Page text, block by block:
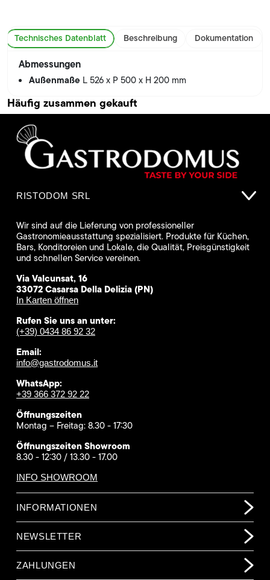
Technisches Datenblatt Beschreibung Dokumentation
Abmessungen
Außenmaße L 526 x P 500 x H 200 mm
Häufig zusammen gekauft
RISTODOM SRL
Wir sind auf die Lieferung von professioneller
Gastronomieausstattung spezialisiert. Produkte für Küchen,
Bars, Konditoreien und Lokale, die Qualität, Preisgünstigkeit
und schnellen Service vereinen.
Via Valcunsat, 16
33072 Casarsa Della Delizia (PN)
In Karten öffnen
Rufen Sie uns an unter:
(+39) 0434 86 92 32
Email:
info@gastrodomus.it
WhatsApp:
+39 366 372 92 22
Öffnungszeiten
Montag – Freitag: 8.30 - 17:30
Öffnungszeiten Showroom
8.30 - 12:30 / 13.30 - 17.00
INFO SHOWROOM
INFORMATIONEN
NEWSLETTER
ZAHLUNGEN